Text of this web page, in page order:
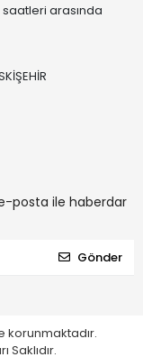
saatleri arasında
posta ile haberdar
Gönder
korunmaktadır.
Saklıdır.